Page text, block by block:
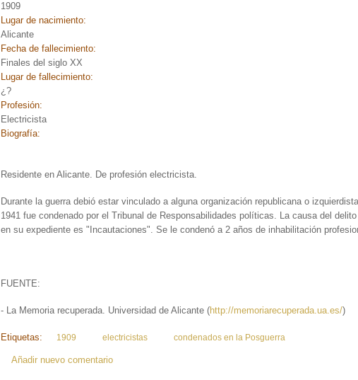
1909
Lugar de nacimiento:
Alicante
Fecha de fallecimiento:
Finales del siglo XX
Lugar de fallecimiento:
¿?
Profesión:
Electricista
Biografía:
Residente en Alicante. De profesión electricista.
Durante la guerra debió estar vinculado a alguna organización republicana o
1941 fue condenado por el Tribunal de Responsabilidades políticas. La causa del
en su expediente es "Incautaciones". Se le condenó a 2 años de inhabilitación
FUENTE:
- La Memoria recuperada. Universidad de Alicante (http://memoriarecuperada.ua.es/)
Etiquetas: 1909 electricistas condenados en la Posguerra
Añadir nuevo comentario